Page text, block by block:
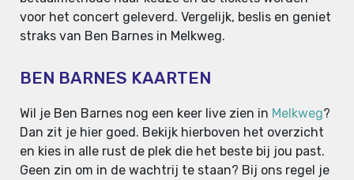
voor het concert geleverd. Vergelijk, beslis en geniet
straks van Ben Barnes in Melkweg.
BEN BARNES KAARTEN
Wil je Ben Barnes nog een keer live zien in Melkweg?
Dan zit je hier goed. Bekijk hierboven het overzicht
en kies in alle rust de plek die het beste bij jou past.
Geen zin om in de wachtrij te staan? Bij ons regel je